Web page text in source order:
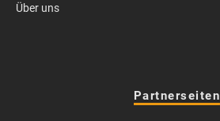
Über uns
Partnerseiten